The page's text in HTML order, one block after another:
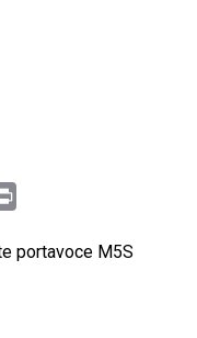
iportavoce M5S